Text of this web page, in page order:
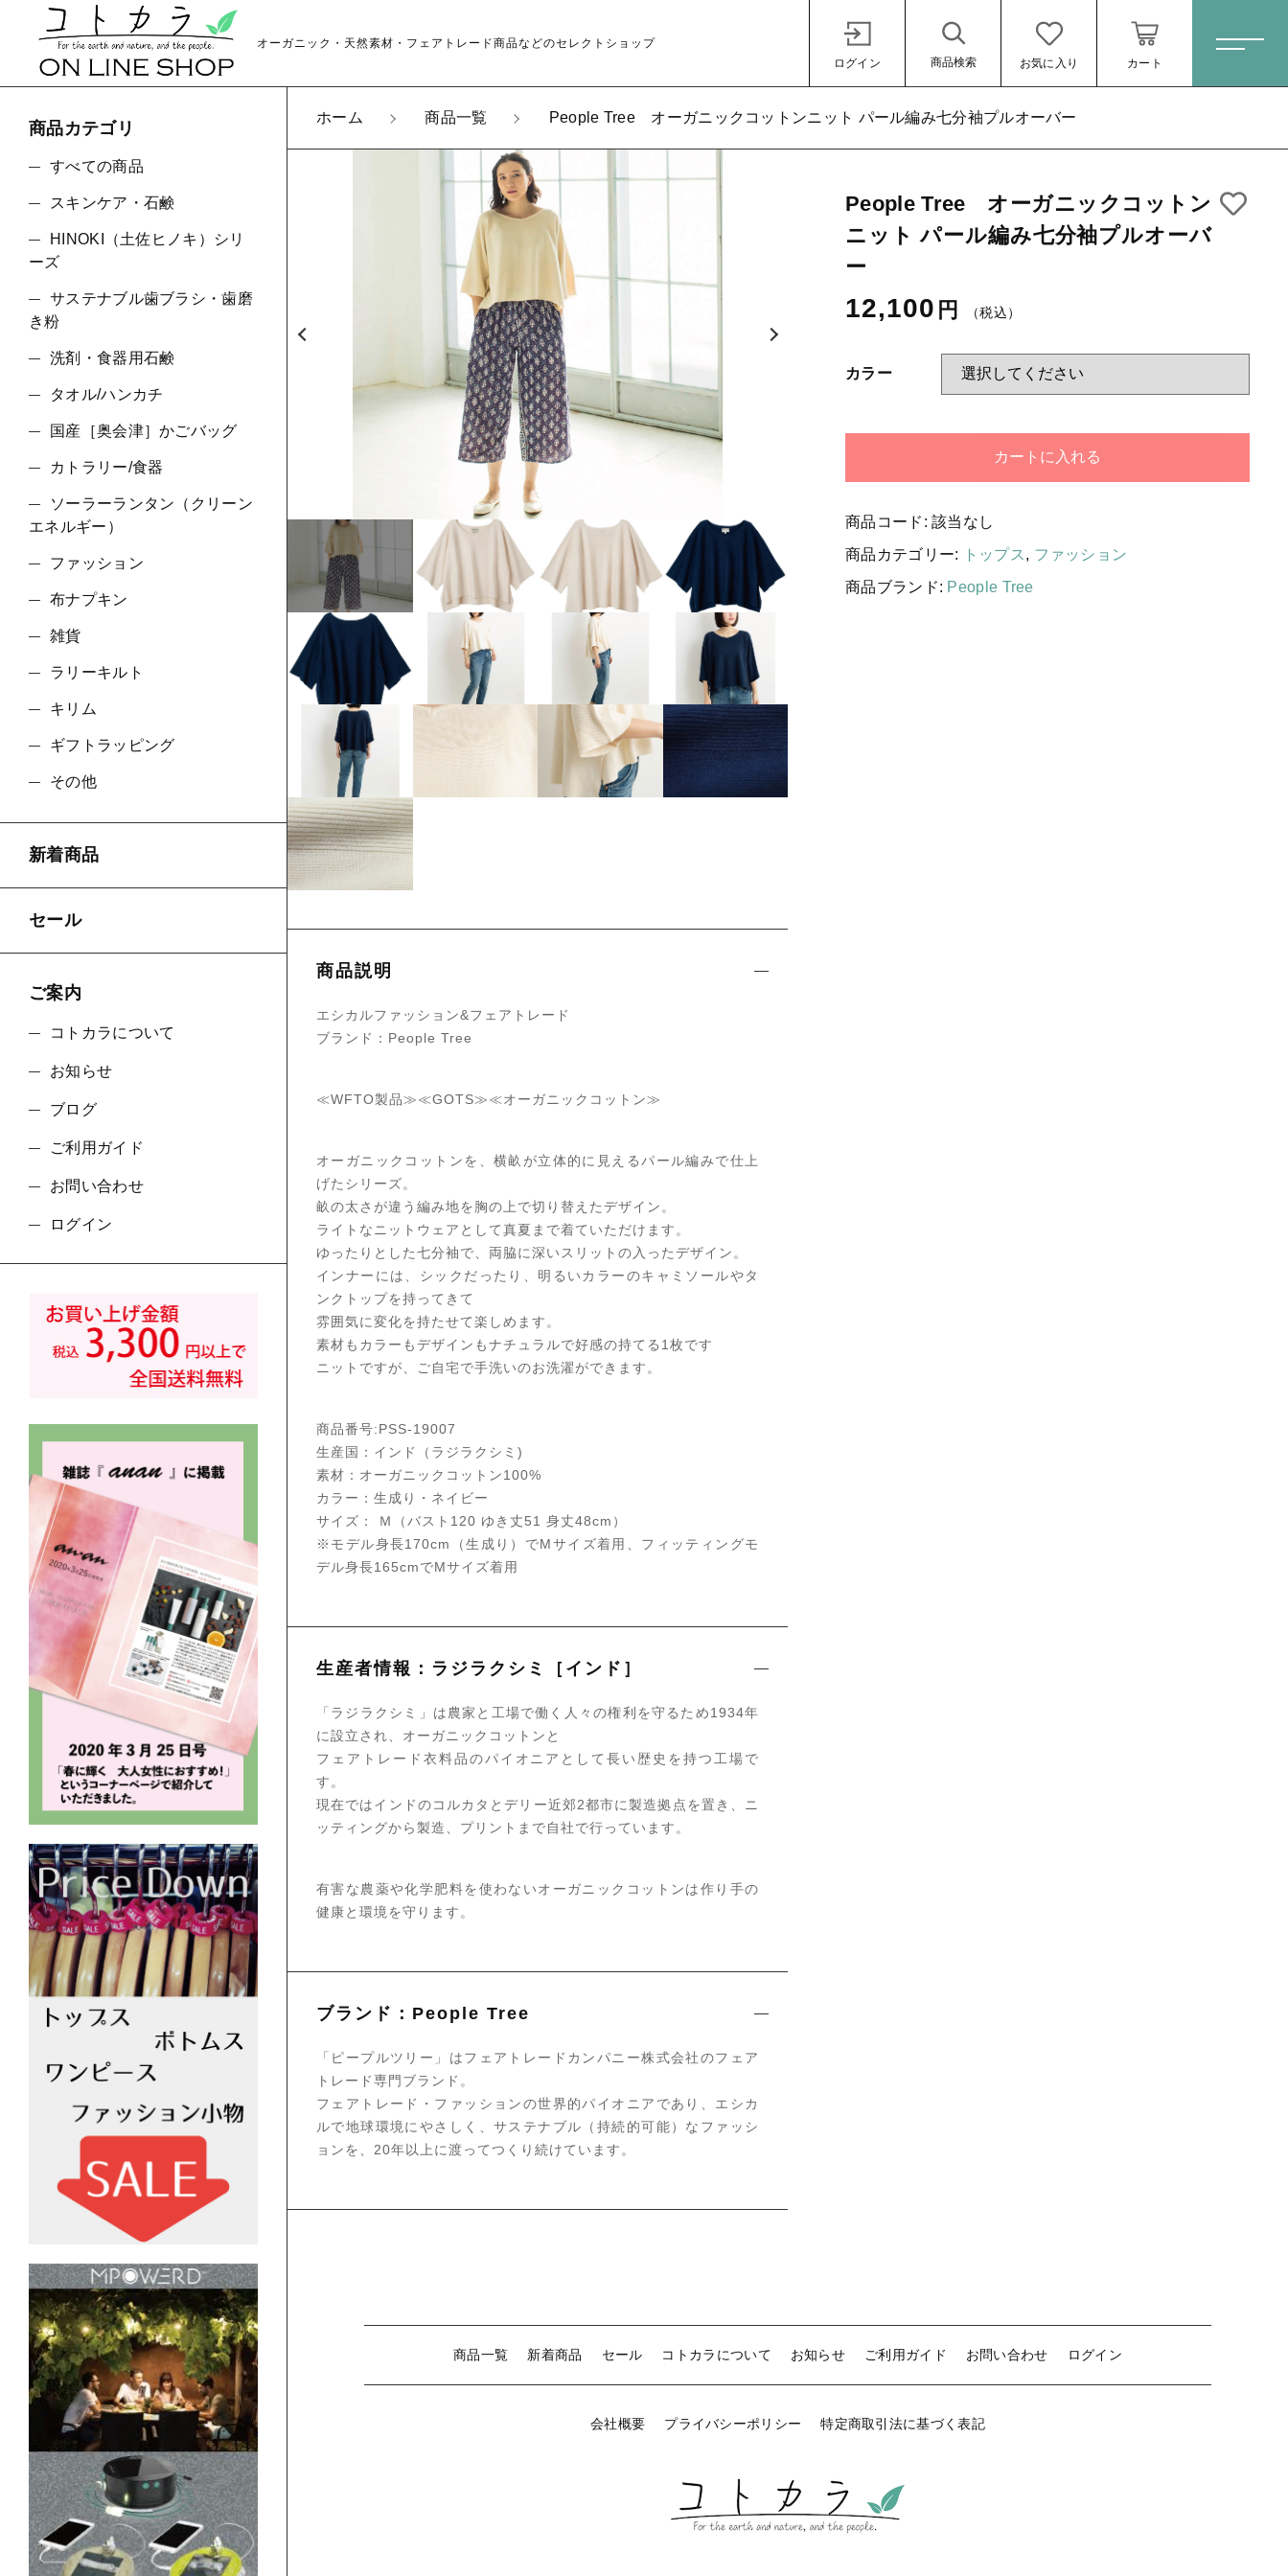
オーガニック・天然素材・フェアトレード商品などのセレクトショップ
ログイン
商品検索 お気に入り カート
ホーム 商品一覧 People Tree オーガニックコットンニット パール編み七分袖プルオーバー
商品説明
エシカルファッション&フェアトレード
ブランド：People Tree
≪WFTO製品≫≪GOTS≫≪オーガニックコットン≫
オーガニックコットンを、横畝が立体的に見えるパール編みで仕上
げたシリーズ。
畝の太さが違う編み地を胸の上で切り替えたデザイン。
ライトなニットウェアとして真夏まで着ていただけます。
ゆったりとした七分袖で、両脇に深いスリットの入ったデザイン。
インナーには、シックだったり、明るいカラーのキャミソールやタ
ンクトップを持ってきて
雰囲気に変化を持たせて楽しめます。
素材もカラーもデザインもナチュラルで好感の持てる1枚です
ニットですが、ご自宅で手洗いのお洗濯ができます。
商品番号:PSS-19007
生産国：インド（ラジラクシミ)
素材：オーガニックコットン100%
カラー：生成り・ネイビー
サイズ： Ｍ（バスト120 ゆき丈51 身丈48cm）
※モデル身長170cm（生成り）でMサイズ着用、フィッティングモ
デル身長165cmでMサイズ着用
生産者情報：ラジラクシミ［インド］
「ラジラクシミ」は農家と工場で働く人々の権利を守るため1934年
に設立され、オーガニックコットンと
フェアトレード衣料品のパイオニアとして長い歴史を持つ工場で
す。
現在ではインドのコルカタとデリー近郊2都市に製造拠点を置き、ニ
ッティングから製造、プリントまで自社で行っています。
有害な農薬や化学肥料を使わないオーガニックコットンは作り手の
健康と環境を守ります。
ブランド：People Tree
「ピープルツリー」はフェアトレードカンパニー株式会社のフェア
トレード専門ブランド。
フェアトレード・ファッションの世界的パイオニアであり、エシカ
ルで地球環境にやさしく、サステナブル（持続的可能）なファッシ
ョンを、20年以上に渡ってつくり続けています。
People Tree オーガニックコットン
ニット パール編み七分袖プルオーバ
ー
12,100 円 （税込）
カラー
カートに入れる
商品コード:該当なし
商品カテゴリー:
トップス , ファッション
商品ブランド: People Tree
商品一覧 新着商品 セール コトカラについて お知らせ ご利用ガイド お問い合わせ ログイン
会社概要 プライバシーポリシー 特定商取引法に基づく表記
商品カテゴリ
すべての商品
スキンケア・石鹸
HINOKI（土佐ヒノキ）シリ
ーズ
サステナブル歯ブラシ・歯磨
き粉
洗剤・食器用石鹸
タオル/ハンカチ
国産［奥会津］かごバッグ
カトラリー/食器
ソーラーランタン（クリーン
エネルギー）
ファッション
布ナプキン
雑貨
ラリーキルト
キリム
ギフトラッピング
その他
新着商品
セール
ご案内
コトカラについて
お知らせ
ブログ
ご利用ガイド
お問い合わせ
ログイン
People Tree オーガニックコットンニット パール編み七分袖プルオーバー
ショッピングを続ける カートを確認する
ホーム
すべての商品
スキンケア・石鹸
サステナブル歯ブラシ・歯磨き粉
洗剤・食器用石鹸
タオル/ハンカチ
国産［奥会津］かごバッグ
ルギー）
親カテゴリ
その他
在庫あり
並び順